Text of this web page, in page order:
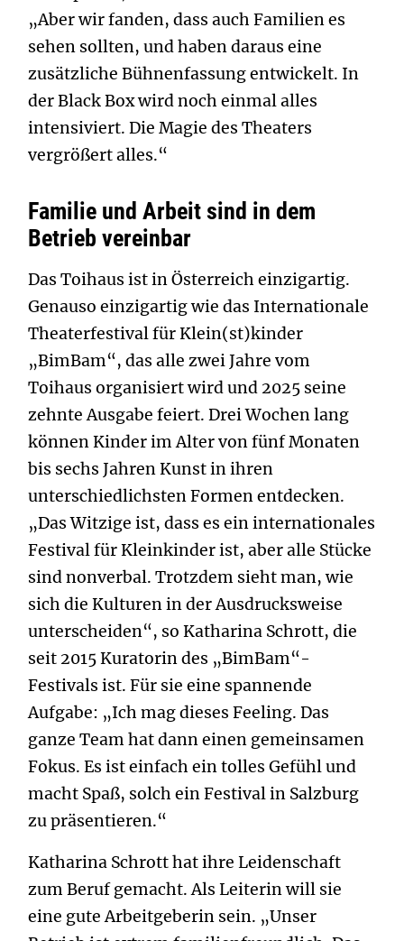
„Aber wir fanden, dass auch Familien es
sehen sollten, und haben daraus eine
zusätzliche Bühnenfassung entwickelt. In
der Black Box wird noch einmal alles
intensiviert. Die Magie des Theaters
vergrößert alles.“
Familie und Arbeit sind in dem
Betrieb vereinbar
Das Toihaus ist in Österreich einzigartig.
Genauso einzigartig wie das Internationale
Theaterfestival für Klein(st)kinder
„BimBam“, das alle zwei Jahre vom
Toihaus organisiert wird und 2025 seine
zehnte Ausgabe feiert. Drei Wochen lang
können Kinder im Alter von fünf Monaten
bis sechs Jahren Kunst in ihren
unterschiedlichsten Formen entdecken.
„Das Witzige ist, dass es ein internationales
Festival für Kleinkinder ist, aber alle Stücke
sind nonverbal. Trotzdem sieht man, wie
sich die Kulturen in der Ausdrucksweise
unterscheiden“, so Katharina Schrott, die
seit 2015 Kuratorin des „BimBam“-
Festivals ist. Für sie eine spannende
Aufgabe: „Ich mag dieses Feeling. Das
ganze Team hat dann einen gemeinsamen
Fokus. Es ist einfach ein tolles Gefühl und
macht Spaß, solch ein Festival in Salzburg
zu präsentieren.“
Katharina Schrott hat ihre Leidenschaft
zum Beruf gemacht. Als Leiterin will sie
eine gute Arbeitgeberin sein. „Unser